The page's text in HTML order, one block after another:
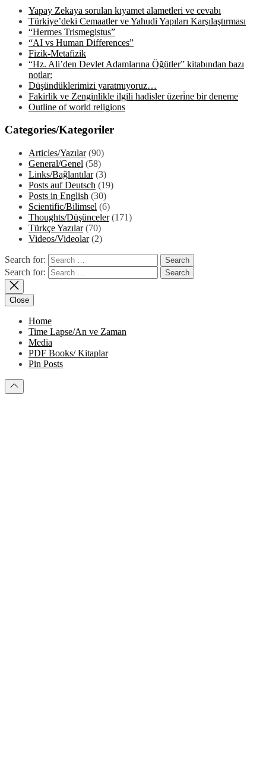
Yapay Zekaya sorulan kıyamet alametleri ve cevabı
Türkiye’deki Cemaatler ve Yahudi Yapıları Karşılaştırması
“Hermes Trismegistus”
“AI vs Human Differences”
Fizik-Metafizik
“Hz. Ali’den Devlet Adamlarına Öğütler” kitabından bazı
notlar:
Düşündüklerimizi yaratmıyoruz…
Fakirlik ve Zenginlikle ilgili hadisler üzeri̇ne bir deneme
Outline of world religions
Categories/Kategoriler
Articles/Yazılar(90)
General/Genel (58)
Links/Bağlantılar(3)
Posts auf Deutsch (19)
Posts in English (30)
Scientific/Bilimsel (6)
Thoughts/Düşünceler(171)
Türkçe Yazılar(70)
Videos/Videolar(2)
Search for:
Search for:
Close
Home
Time Lapse/An ve Zaman
Media
PDF Books/ Kitaplar
Pin Posts